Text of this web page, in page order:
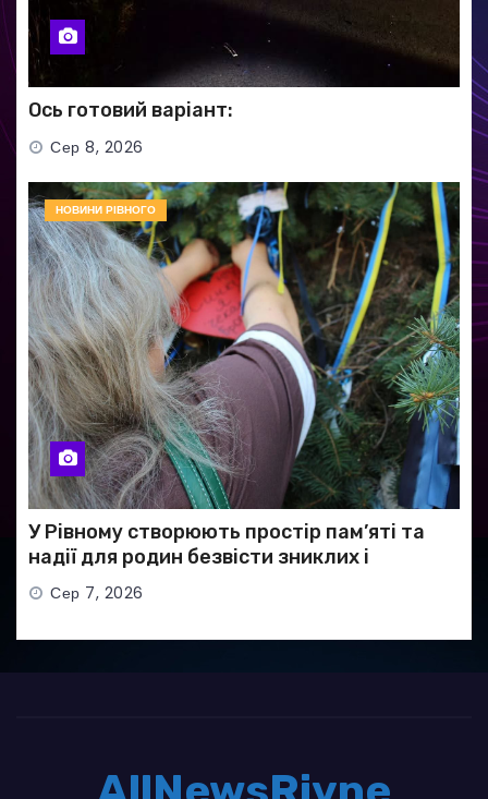
Ось готовий варіант:
Сер 8, 2026
НОВИНИ РІВНОГО
У Рівному створюють простір пам’яті та
надії для родин безвісти зниклих і
полонених військових
Сер 7, 2026